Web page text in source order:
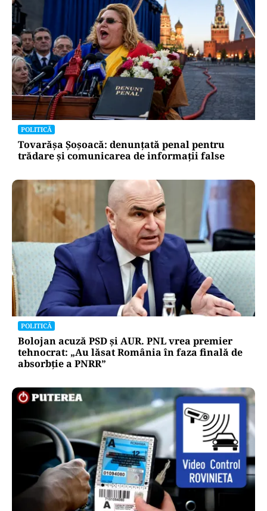
POLITICĂ
Tovarășa Șoșoacă: denunțată penal pentru
trădare și comunicarea de informații false
POLITICĂ
Bolojan acuză PSD și AUR. PNL vrea premier
tehnocrat: „Au lăsat România în faza finală de
absorbţie a PNRR”